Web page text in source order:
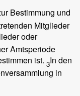
Bestimmung und
Mitglieder
oder
Amtsperiode
ist. 3In den
in